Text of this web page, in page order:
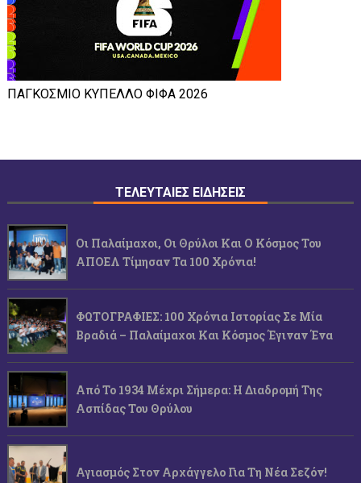
ΠΑΓΚΟΣΜΙΟ ΚΥΠΕΛΛΟ ΦΙΦΑ 2026
ΤΕΛΕΥΤΑΙΕΣ ΕΙΔΗΣΕΙΣ
Οι Παλαίμαχοι, Οι Θρύλοι Και Ο Κόσμος Του
ΑΠΟΕΛ Τίμησαν Τα 100 Χρόνια!
ΦΩΤΟΓΡΑΦΙΕΣ: 100 Χρόνια Ιστορίας Σε Μία
Βραδιά – Παλαίμαχοι Και Κόσμος Έγιναν Ένα
Από Το 1934 Μέχρι Σήμερα: Η Διαδρομή Της
Ασπίδας Του Θρύλου
Αγιασμός Στον Αρχάγγελο Για Τη Νέα Σεζόν!